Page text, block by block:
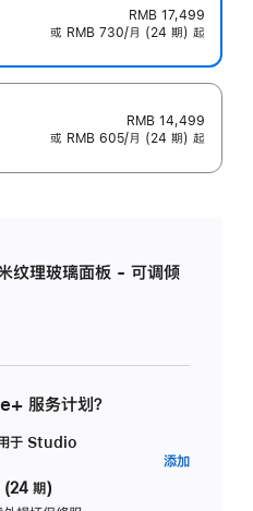
RMB 17,499
或 RMB 730/月 (24 期) 起
RMB 14,499
或 RMB 605/月 (24 期) 起
理玻璃面板 - 可调倾
服务计划？
于 Studio
(24 期)
添加